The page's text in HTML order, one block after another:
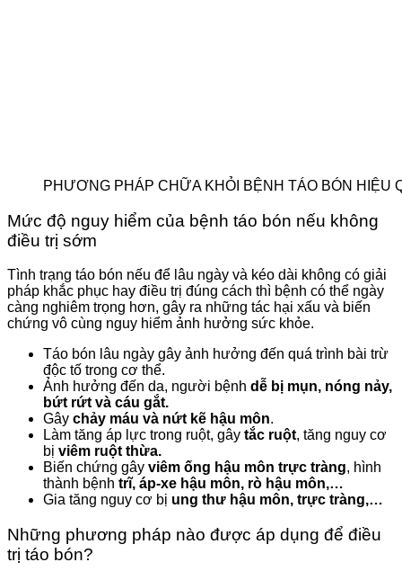
PHƯƠNG PHÁP CHỮA KHỎI BỆNH TÁO BÓN HIỆU
Mức độ nguy hiểm của bệnh táo bón nếu không
điều trị sớm
Tình trạng táo bón nếu để lâu ngày và kéo dài không có giải
pháp khắc phục hay điều trị đúng cách thì bệnh có thể ngày
càng nghiêm trọng hơn, gây ra những tác hại xấu và biến
chứng vô cùng nguy hiểm ảnh hưởng sức khỏe.
Táo bón lâu ngày gây ảnh hưởng đến quá trình bài trừ
độc tố trong cơ thể.
Ảnh hưởng đến da, người bệnh dễ bị mụn, nóng nảy,
bứt rứt và cáu gắt.
Gây chảy máu và nứt kẽ hậu môn.
Làm tăng áp lực trong ruột, gây tắc ruột, tăng nguy cơ
bị viêm ruột thừa.
Biến chứng gây viêm ống hậu môn trực tràng, hình
thành bệnh trĩ, áp-xe hậu môn, rò hậu môn,…
Gia tăng nguy cơ bị ung thư hậu môn, trực tràng,…
Những phương pháp nào được áp dụng để điều
trị táo bón?